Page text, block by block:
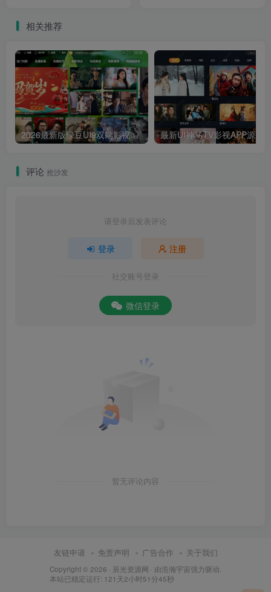
级后台
相关推荐
2026最新版绿豆UI9双端影视APP源码
评论 抢沙发
请登录后发表评论
登录 注册
社交账号登录
微信登录
暂无评论内容
友链申请 免责声明 广告合作 关于我们
Copyright © 2026 · 辰光资源网 · 由浩瀚宇宙强力驱动.
本站已稳定运行: 121天2小时51分46秒